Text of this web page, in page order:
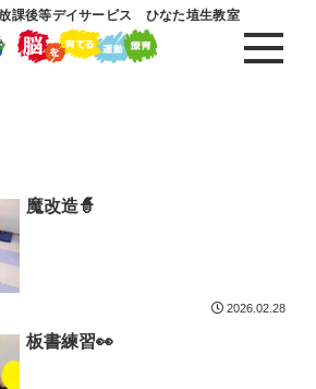
課後等デイサービス ひなた埴生教室
魔改造🧙
2026.02.28
板書練習👀